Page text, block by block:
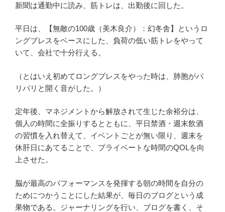
新聞は通勤中に読み、筋トレは、出勤後に回した。
平日は、【無敵の100歳（美木良介）：幻冬舎】というロ
ングブレスをベースにした、負荷の低い筋トレをやって
いて、会社で十分行える。
（とはいえ初めてロングブレスをやった時は、肺胞がパ
リパリと開く音がした。）
定年後、マネジメントから解放されて生じた余裕分は、
個人の時間に全振りするとともに、平日禁酒・週末飲酒
の習慣を入れ替えて、イベントごとが無い限り、週末を
休肝日にあてることで、プライベートな時間のQOLを向
上させた。
脳が最高のパフォーマンスを発揮する朝の時間を自分の
ためにつかうことにした結果が、毎日のブログという成
果物である。ジャーナリングを行い、ブログを書く、そ